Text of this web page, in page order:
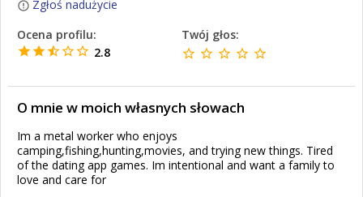
Zgłoś nadużycie
Ocena profilu:
2.8
Twój głos:
O mnie w moich własnych słowach
Im a metal worker who enjoys
camping,fishing,hunting,movies, and trying new things. Tired
of the dating app games. Im intentional and want a family to
love and care for